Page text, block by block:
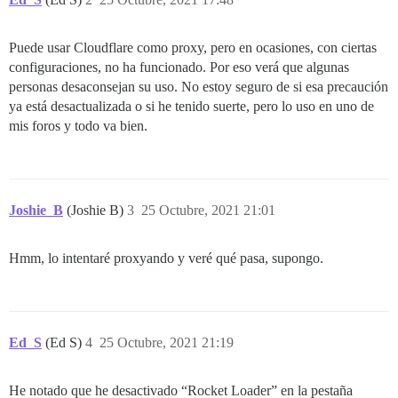
Puede usar Cloudflare como proxy, pero en ocasiones, con ciertas
configuraciones, no ha funcionado. Por eso verá que algunas
personas desaconsejan su uso. No estoy seguro de si esa precaución
ya está desactualizada o si he tenido suerte, pero lo uso en uno de
mis foros y todo va bien.
Joshie_B (Joshie B) 25 Octubre, 2021 21:01
3
Hmm, lo intentaré proxyando y veré qué pasa, supongo.
Ed_S (Ed S) 25 Octubre, 2021 21:19
4
He notado que he desactivado “Rocket Loader” en la pestaña